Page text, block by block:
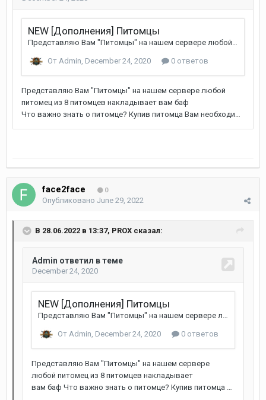
face2face 0
Опубликовано June 29, 2022
В 28.06.2022 в 13:37, PROX сказал: